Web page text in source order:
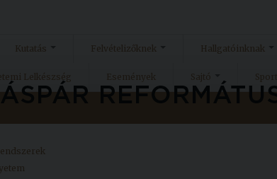
Kutatás Felvételizőknek Hallgatóinknak
Lelkészség Események Sajtó Sport